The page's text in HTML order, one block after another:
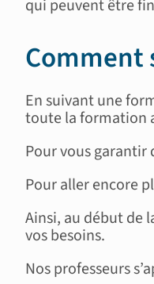
qui peuvent être
Comment
En suivant une
toute la formation
Pour vous garantir
Pour aller encore
Ainsi, au début de
vos besoins.
Nos professeurs